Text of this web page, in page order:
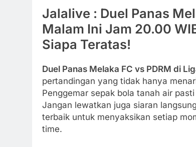
Jalalive : Duel Panas
Malam Ini Jam 20.00
Siapa Teratas!
Duel Panas Melaka FC vs PDRM di
pertandingan yang tidak hanya
Penggemar sepak bola tanah air
Jangan lewatkan juga siaran
terbaik untuk menyaksikan setiap
time.